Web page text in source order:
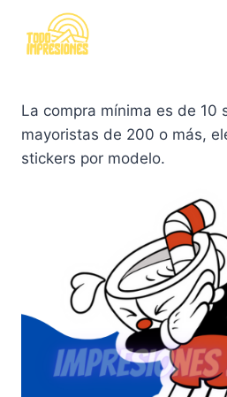
contenido
La compra mínima es de 10
mayoristas de 200 o más,
stickers por modelo.